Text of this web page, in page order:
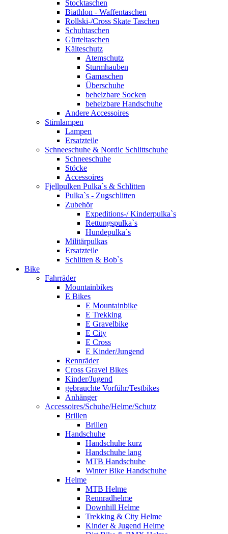
Stocktaschen
Biathlon - Waffentaschen
Rollski-/Cross Skate Taschen
Schuhtaschen
Gürteltaschen
Kälteschutz
Atemschutz
Sturmhauben
Gamaschen
Überschuhe
beheizbare Socken
beheizbare Handschuhe
Andere Accessoires
Stirnlampen
Lampen
Ersatzteile
Schneeschuhe & Nordic Schlittschuhe
Schneeschuhe
Stöcke
Accessoires
Fjellpulken Pulka`s & Schlitten
Pulka`s - Zugschlitten
Zubehör
Expeditions-/ Kinderpulka`s
Rettungspulka`s
Hundepulka`s
Militärpulkas
Ersatzteile
Schlitten & Bob`s
Bike
Fahrräder
Mountainbikes
E Bikes
E Mountainbike
E Trekking
E Gravelbike
E City
E Cross
E Kinder/Jungend
Rennräder
Cross Gravel Bikes
Kinder/Jugend
gebrauchte Vorführ/Testbikes
Anhänger
Accessoires/Schuhe/Helme/Schutz
Brillen
Brillen
Handschuhe
Handschuhe kurz
Handschuhe lang
MTB Handschuhe
Winter Bike Handschuhe
Helme
MTB Helme
Rennradhelme
Downhill Helme
Trekking & City Helme
Kinder & Jugend Helme